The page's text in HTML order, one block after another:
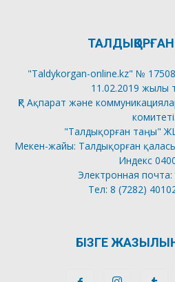
"Taldykorgan-online.kz" №
11.02.2019 жылы
ҚР Ақпарат және
комитеті.
"Талдықорған таңы"
Мекен-жайы: Талдықорған
Индекс
Электронная почта:
Тел: 8 (7282)
БІЗГЕ